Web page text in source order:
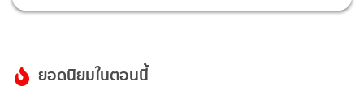
ยอดนิยมในตอนนี้